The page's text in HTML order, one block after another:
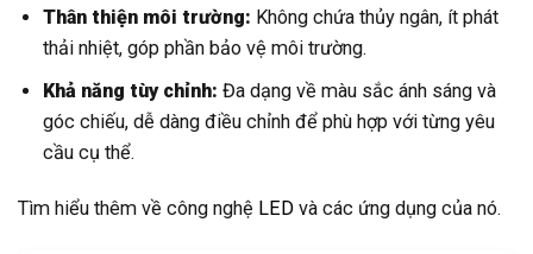
Thân thiện môi trường: Không chứa thủy ngân, ít phát
thải nhiệt, góp phần bảo vệ môi trường.
Khả năng tùy chỉnh: Đa dạng về màu sắc ánh sáng và
góc chiếu, dễ dàng điều chỉnh để phù hợp với từng yêu
cầu cụ thể.
Tìm hiểu thêm về công nghệ LED và các ứng dụng của nó.